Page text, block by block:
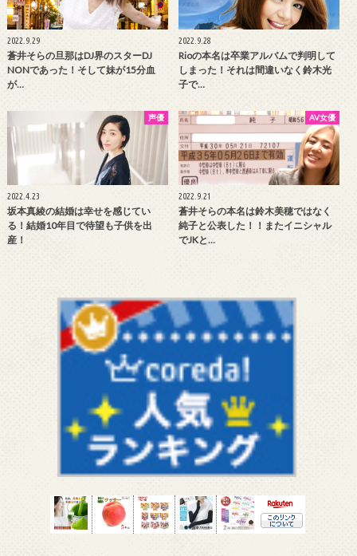
2022.9.29
蒼井そらの旦那はDJ界のスターDJ
NONであった！そして妹が15分血
が…
2022.9.28
Rioの本名は卒業アルバムで判明して
しまった！それは間違いなく鈴木光
子で…
声優
2022.4.23
坂本真綾の結婚は幸せを感じてい
る！結婚10年目で待望も子供を出
産！
AV女優
2022.9.21
蒼井そらの本名は鈴木美穂ではなく
純子と公表した！！またイニシャル
でJKと…